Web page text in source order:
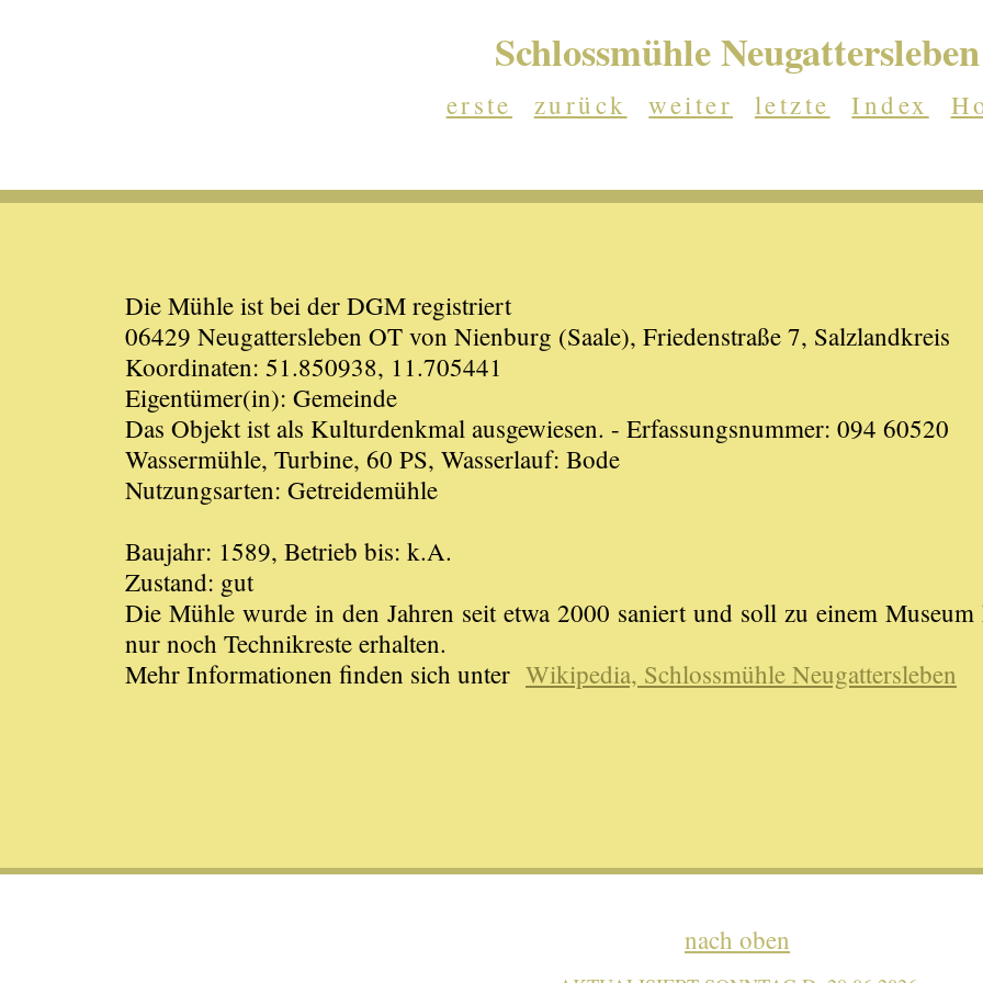
Schlossmühle Neugattersleben
erste zurück weiter letzte Index
Die Mühle ist bei der DGM registriert
06429 Neugattersleben OT von Nienburg (Saale), Friedenstraße 7, Salzlandkreis
Koordinaten: 51.850938, 11.705441
Eigentümer(in): Gemeinde
Das Objekt ist als Kulturdenkmal ausgewiesen. - Erfassungsnummer: 094 60520
Wassermühle, Turbine, 60 PS, Wasserlauf: Bode
Nutzungsarten: Getreidemühle
Baujahr: 1589, Betrieb bis: k.A.
Zustand: gut
Die Mühle wurde in den Jahren seit etwa 2000 saniert und soll zu einem
nur noch Technikreste erhalten.
Mehr Informationen finden sich unter Wikipedia, Schlossmühle Neugattersleben
nach oben